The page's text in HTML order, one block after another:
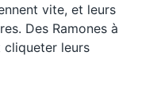
vite, et leurs
Des Ramones à
cliqueter leurs